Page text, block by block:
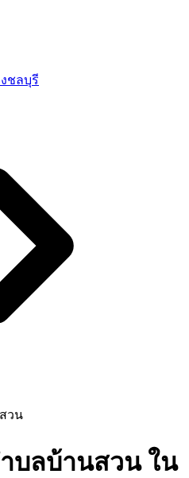
ชลบุรี
วน
บลบ้านสวน ใน